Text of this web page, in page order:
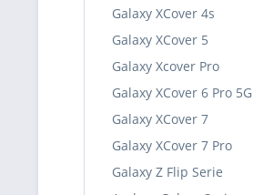
Galaxy XCover 4s
Galaxy XCover 5
Galaxy Xcover Pro
Galaxy XCover 6 Pro 5G
Galaxy XCover 7
Galaxy XCover 7 Pro
Galaxy Z Flip Serie